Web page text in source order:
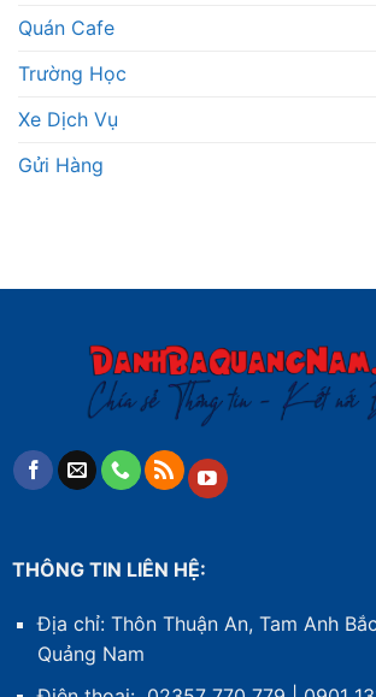
Quán Cafe
Trường Học
Xe Dịch Vụ
Gửi Hàng
THÔNG TIN LIÊN HỆ:
Địa chỉ: Thôn Thuận An, Tam Anh
Quảng Nam